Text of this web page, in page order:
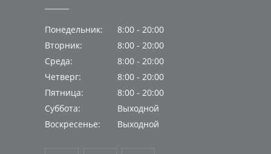
Понедельник:
8:00 - 20:00
Вторник:
8:00 - 20:00
Среда:
8:00 - 20:00
Четверг:
8:00 - 20:00
Пятница:
8:00 - 20:00
Суббота:
Выходной
Воскресенье:
Выходной